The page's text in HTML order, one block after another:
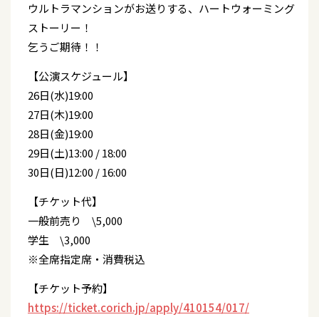
ウルトラマンションがお送りする、ハートウォーミング
ストーリー！
乞うご期待！！
【公演スケジュール】
26日(水)19:00
27日(木)19:00
28日(金)19:00
29日(土)13:00 / 18:00
30日(日)12:00 / 16:00
【チケット代】
一般前売り \5,000
学生 \3,000
※全席指定席・消費税込
【チケット予約】
https://ticket.corich.jp/apply/410154/017/